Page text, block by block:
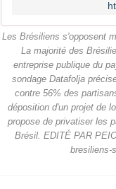
Les Brésiliens s'opposent
La majorité des
entreprise publique du
sondage Datafolja
contre 56% des
déposition d'un projet de
propose de privatiser les
Brésil. EDITÉ PAR
bresiliens-